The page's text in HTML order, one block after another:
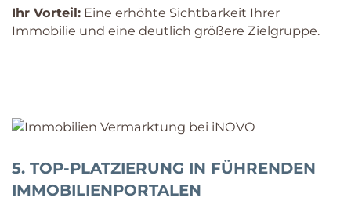
Ihr Vorteil: Eine erhöhte Sichtbarkeit Ihrer
Immobilie und eine deutlich größere Zielgruppe.
5. TOP-PLATZIERUNG IN FÜHRENDEN
IMMOBILIENPORTALEN